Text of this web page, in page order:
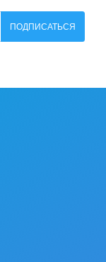
ПОДПИСАТЬСЯ